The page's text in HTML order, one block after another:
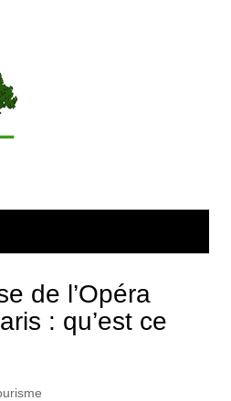
de l’Opéra
: qu’est ce